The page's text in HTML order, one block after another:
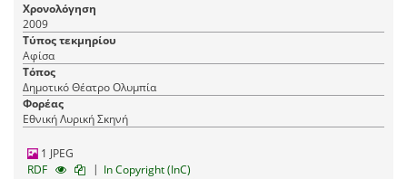
Χρονολόγηση
2009
Τύπος τεκμηρίου
Αφίσα
Τόπος
Δημοτικό Θέατρο Ολυμπία
Φορέας
Εθνική Λυρική Σκηνή
1 JPEG
RDF
| In Copyright (InC)